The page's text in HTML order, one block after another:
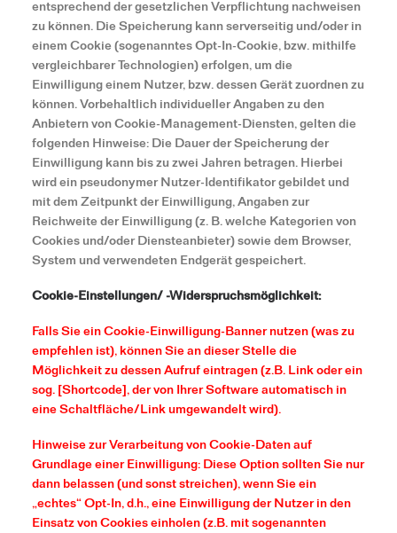
entsprechend der gesetzlichen Verpflichtung nachweisen
zu können. Die Speicherung kann serverseitig und/oder in
einem Cookie (sogenanntes Opt-In-Cookie, bzw. mithilfe
vergleichbarer Technologien) erfolgen, um die
Einwilligung einem Nutzer, bzw. dessen Gerät zuordnen zu
können. Vorbehaltlich individueller Angaben zu den
Anbietern von Cookie-Management-Diensten, gelten die
folgenden Hinweise: Die Dauer der Speicherung der
Einwilligung kann bis zu zwei Jahren betragen. Hierbei
wird ein pseudonymer Nutzer-Identifikator gebildet und
mit dem Zeitpunkt der Einwilligung, Angaben zur
Reichweite der Einwilligung (z. B. welche Kategorien von
Cookies und/oder Diensteanbieter) sowie dem Browser,
System und verwendeten Endgerät gespeichert.
Cookie-Einstellungen/ -Widerspruchsmöglichkeit:
Falls Sie ein Cookie-Einwilligung-Banner nutzen (was zu
empfehlen ist), können Sie an dieser Stelle die
Möglichkeit zu dessen Aufruf eintragen (z.B. Link oder ein
sog. [Shortcode], der von Ihrer Software automatisch in
eine Schaltfläche/Link umgewandelt wird).
Hinweise zur Verarbeitung von Cookie-Daten auf
Grundlage einer Einwilligung: Diese Option sollten Sie nur
dann belassen (und sonst streichen), wenn Sie ein
„echtes“ Opt-In, d.h., eine Einwilligung der Nutzer in den
Einsatz von Cookies einholen (z.B. mit sogenannten